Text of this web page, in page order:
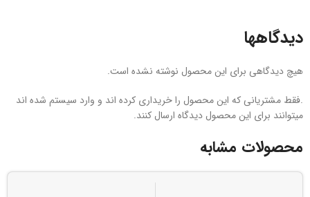
دیدگاهها
هیچ دیدگاهی برای این محصول نوشته نشده است.
.فقط مشتریانی که این محصول را خریداری کرده اند و وارد سیستم شده اند
میتوانند برای این محصول دیدگاه ارسال کنند.
محصولات مشابه